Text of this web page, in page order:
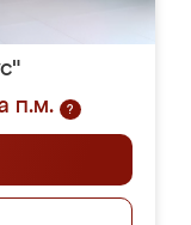
п.м.
?